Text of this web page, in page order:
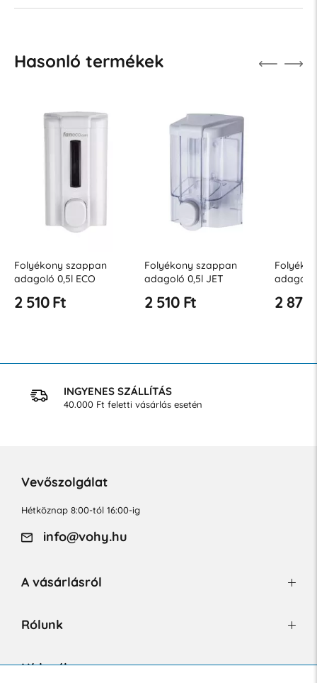
Hasonló termékek
Folyékony szappan
adagoló 0,5l ECO
2 510 Ft
Folyékony szappan
adagoló 0,5l JET
2 510 Ft
adagoló
2 872
INGYENES SZÁLLÍTÁS
40.000 Ft feletti vásárlás esetén
Vevőszolgálat
Hétköznap 8:00-tól 16:00-ig
info@vohy.hu
A vásárlásról
Rólunk
Hírlevél